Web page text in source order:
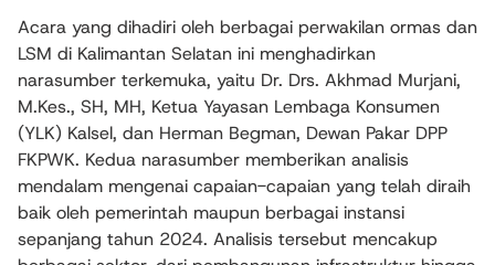
Acara yang dihadiri oleh berbagai perwakilan ormas dan
LSM di Kalimantan Selatan ini menghadirkan
narasumber terkemuka, yaitu Dr. Drs. Akhmad Murjani,
M.Kes., SH, MH, Ketua Yayasan Lembaga Konsumen
(YLK) Kalsel, dan Herman Begman, Dewan Pakar DPP
FKPWK. Kedua narasumber memberikan analisis
mendalam mengenai capaian-capaian yang telah diraih
baik oleh pemerintah maupun berbagai instansi
sepanjang tahun 2024. Analisis tersebut mencakup